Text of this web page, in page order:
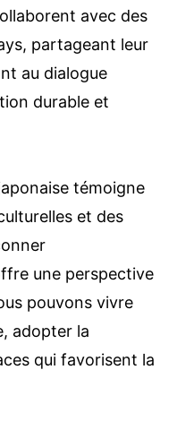
avec des
partageant leur
au dialogue
durable et
témoigne
et des
une perspective
pouvons vivre
adopter la
qui favorisent la